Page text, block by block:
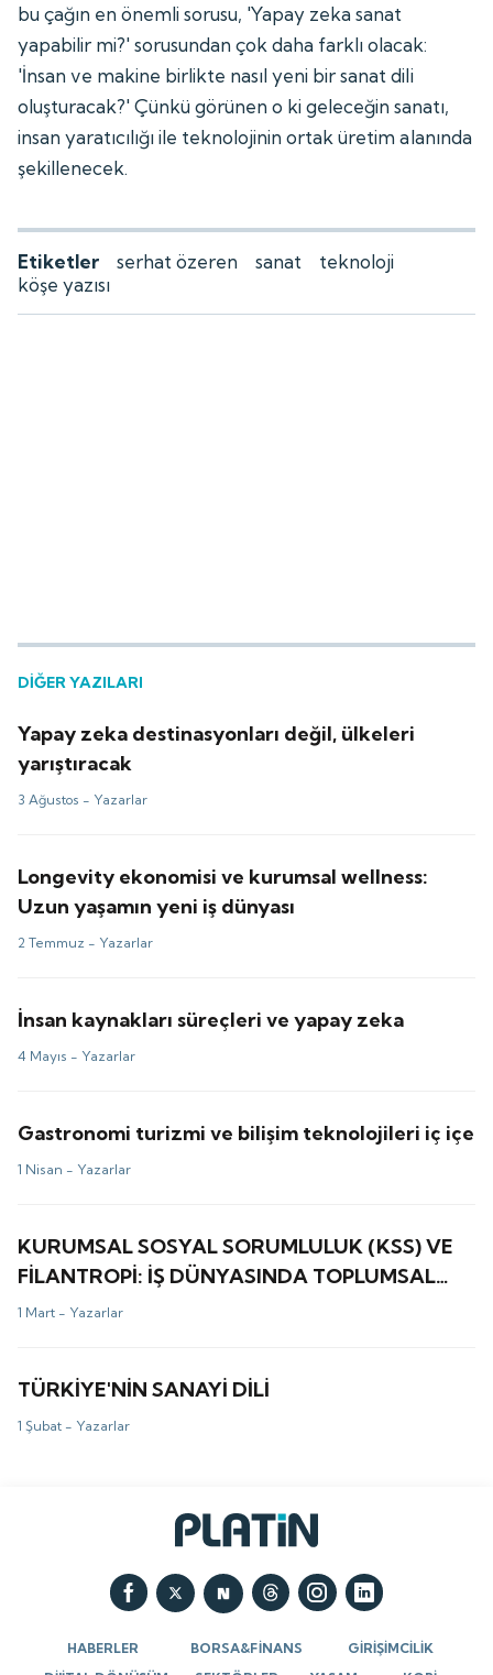
bu çağın en önemli sorusu, 'Yapay zeka sanat
yapabilir mi?' sorusundan çok daha farklı olacak:
'İnsan ve makine birlikte nasıl yeni bir sanat dili
oluşturacak?' Çünkü görünen o ki geleceğin sanatı,
insan yaratıcılığı ile teknolojinin ortak üretim alanında
şekillenecek.
Etiketler serhat özeren sanat
teknoloji
köşe yazısı
DİĞER YAZILARI
Yapay zeka destinasyonları değil, ülkeleri
yarıştıracak
3 Ağustos - Yazarlar
Longevity ekonomisi ve kurumsal wellness:
Uzun yaşamın yeni iş dünyası
2 Temmuz - Yazarlar
İnsan kaynakları süreçleri ve yapay zeka
4 Mayıs - Yazarlar
Gastronomi turizmi ve bilişim teknolojileri iç içe
1 Nisan - Yazarlar
KURUMSAL SOSYAL SORUMLULUK (KSS) VE
FİLANTROPİ: İŞ DÜNYASINDA TOPLUMSAL
DEĞER ÜRETİMİ
1 Mart - Yazarlar
TÜRKİYE'NİN SANAYİ DİLİ
1 Şubat - Yazarlar
HABERLER BORSA&FİNANS
GİRİŞİMCİLİK